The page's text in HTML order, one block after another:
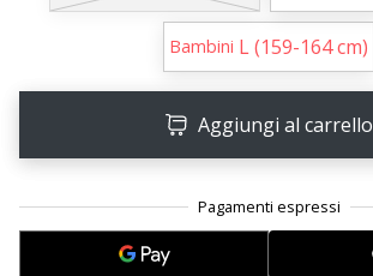
brand
WePlayHandball
tu
Bambini L (159-164 cm)
Aggiungi al carrello